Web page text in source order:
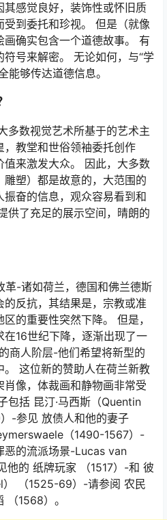
感觉良好，装饰性或怀旧质
到委托和珍视。 但是（就像
确实包含一个道德故事。 有
号来解密。 无论如何，与“学
能够传达道德信息。
多数视觉艺术所基于的艺术主
教堂和世俗领袖委托创作
来激发大众。 因此，大多数
塑）都是故意的，大范围的
奋的信息，观众容易看到和
供了充足的展示空间，晴朗的
革-诸如荷兰，德国和佛兰德斯
反抗，其结果是，宗教或准
的重要性突然下降。 但是，
16世纪下降，逐渐出现了一
商人阶层-他们希望将新型的
这位新的赞助人在荷兰新教
像，体裁画和静物画非常受
包括 昆汀·马西斯（Quentin
-参见 放债人和他的妻子
（1490-1567）-
恶的流派场景-Lucas van
他的 纸牌玩家
（1517）-和 彼
） （1525-69）-请参阅 农民
（1568）。